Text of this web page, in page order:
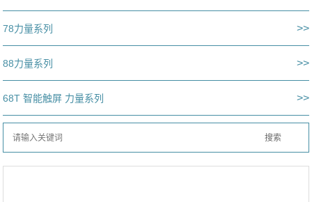
78力量系列 >>
88力量系列 >>
68T 智能触屏 力量系列 >>